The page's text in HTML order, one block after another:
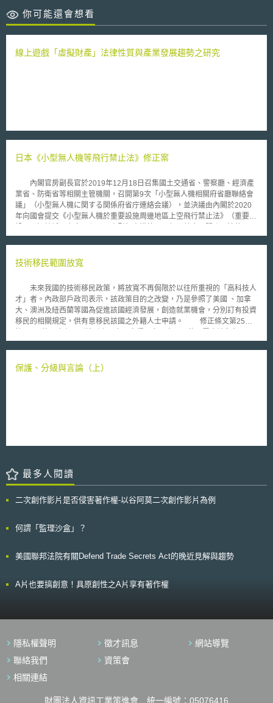
你可能還會想看
線上遊戲「虛擬財產」法律性質與產業發展趨勢之研究
日本《小型無人機等飛行禁止法》修正案
內閣官房副長官於2019年12月18日召集國土交通省、警察廳、經濟產
業省、防衛省等相關主管機關，召開第9次「小型無人機相關府省廳聯絡會
議」（小型無人機に関する関係府省庁連絡会議），並決議由內閣於2020
年向國會提交《小型無人機於重要設施周邊地區上空飛行禁止法》（重要施
下簡稱「小型無人機等飛行禁止法」）修正案，將重要國際機場及其周邊地
的係禁止小型無人機於國家重要設施上空飛行，以防患於未然，並維護國政
之規定，小型無人機之禁航區域包含國會議事堂、內閣總理大臣官邸、其他
國家重要設施等、外國領事館等、國防相關設施和核能電廠，以及設施周邊
經指定之地區。 而在機場部分，為預防危險並確保大會能順利準備及
營運，日本已透過《世界盃橄欖球賽特別措施法》（ラグビーＷ杯特措法）
及《東京奧運暨帕運特別措施法》（東京五輪・パラリンピック特措法），
但僅為大會期間的暫時性措施。內閣考量小型無人機之飛行可能會影響機場
法》修正案，將該暫時性措施改為永久措施。
技術移民範圍放寬
未來我國的技術移民政策，將放寬不再侷限於以往所重視的「高科技人
才」者。內政部戶政司表示，該政策目的之改變，乃是參照了美國 、加拿
大、澳洲及紐西蘭等國為促進該國經濟發展，創造就業機會，分別訂有投資
移民的相關規定，供有意移民該國之外籍人士申請。 修正條文第25條
留：一 、對我國有特殊貢獻；二、為我國所需之高級專業人才。第4項：外
同意其永久居留。 因此，為了趨近國際化的趨勢，在本次的「入出國
保護、分級與言論（上）
最多人閱讀
二次創作影片是否侵害著作權-以谷阿莫二次創作影片為例
何謂「監理沙盒」？
美國聯邦法院有關Defend Trade Secrets Act的晚近見解與趨勢
A片也要搞創意！具原創性之A片享有著作權
隱私權聲明 徵才訊息
網站導覽
聯絡我們
資策會
相關連結
財團法人資訊工業策進會 統一編號：05076416